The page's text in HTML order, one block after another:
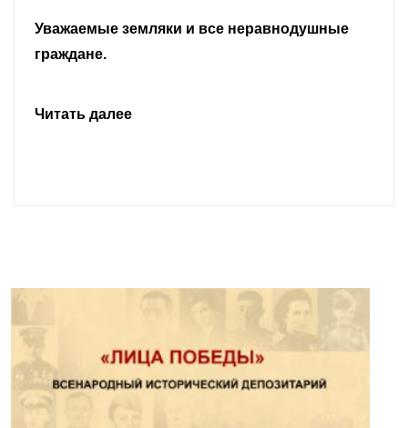
Уважаемые земляки и все неравнодушные
граждане.
Читать далее